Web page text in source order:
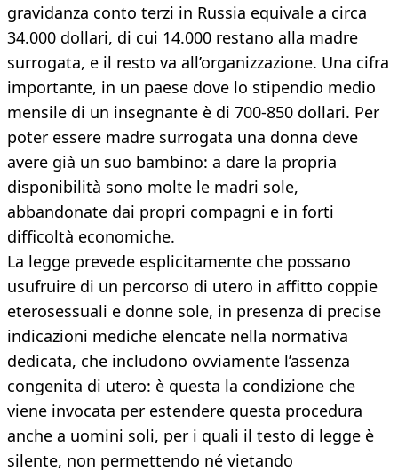
gravidanza conto terzi in Russia equivale a circa
34.000 dollari, di cui 14.000 restano alla madre
surrogata, e il resto va all’organizzazione. Una cifra
importante, in un paese dove lo stipendio medio
mensile di un insegnante è di 700-850 dollari. Per
poter essere madre surrogata una donna deve
avere già un suo bambino: a dare la propria
disponibilità sono molte le madri sole,
abbandonate dai propri compagni e in forti
difficoltà economiche.
La legge prevede esplicitamente che possano
usufruire di un percorso di utero in affitto coppie
eterosessuali e donne sole, in presenza di precise
indicazioni mediche elencate nella normativa
dedicata, che includono ovviamente l’assenza
congenita di utero: è questa la condizione che
viene invocata per estendere questa procedura
anche a uomini soli, per i quali il testo di legge è
silente, non permettendo né vietando